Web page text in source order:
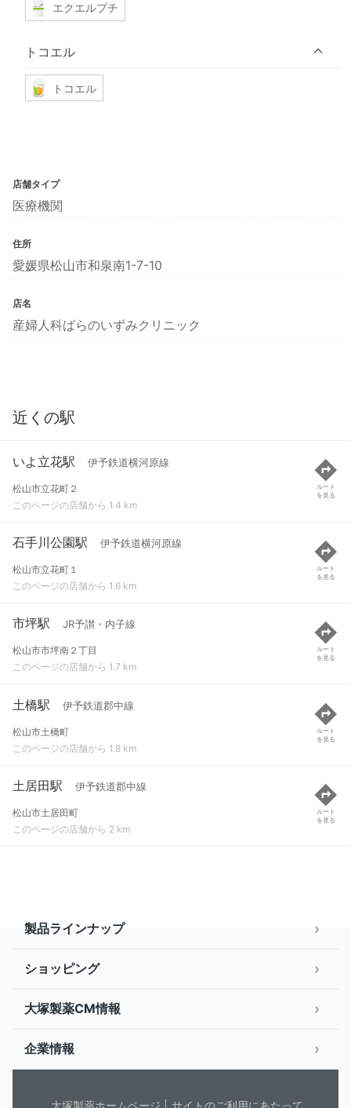
エクエルプチ
トコエル
トコエル
店舗タイプ
医療機関
住所
愛媛県松山市和泉南1-7-10
店名
産婦人科ばらのいずみクリニック
近くの駅
いよ立花駅 伊予鉄道横河原線
松山市立花町２
このページの店舗から 1.4 km
ルート
を見る
石手川公園駅 伊予鉄道横河原線
松山市立花町１
このページの店舗から 1.6 km
ルート
を見る
市坪駅 JR予讃・内子線
松山市市坪南２丁目
このページの店舗から 1.7 km
ルート
を見る
土橋駅 伊予鉄道郡中線
松山市土橋町
このページの店舗から 1.8 km
ルート
を見る
土居田駅 伊予鉄道郡中線
松山市土居田町
このページの店舗から 2 km
ルート
を見る
製品ラインナップ
ショッピング
大塚製薬CM情報
企業情報